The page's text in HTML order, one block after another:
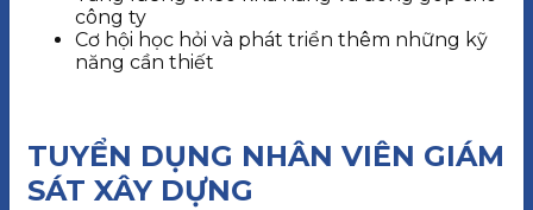
công ty
Cơ hội học hỏi và phát triển thêm những kỹ
năng cần thiết
TUYỂN DỤNG NHÂN VIÊN GIÁM
SÁT XÂY DỰNG